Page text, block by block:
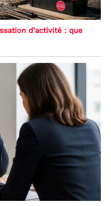
d’activité : que